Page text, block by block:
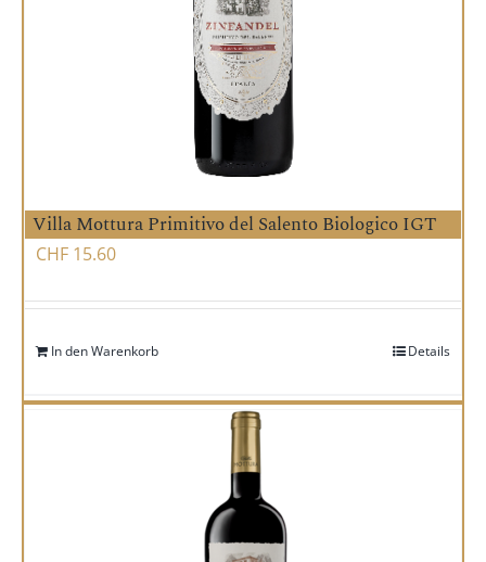
Villa Mottura Primitivo del Salento Biologico IGT
CHF 15.60
In den Warenkorb Details